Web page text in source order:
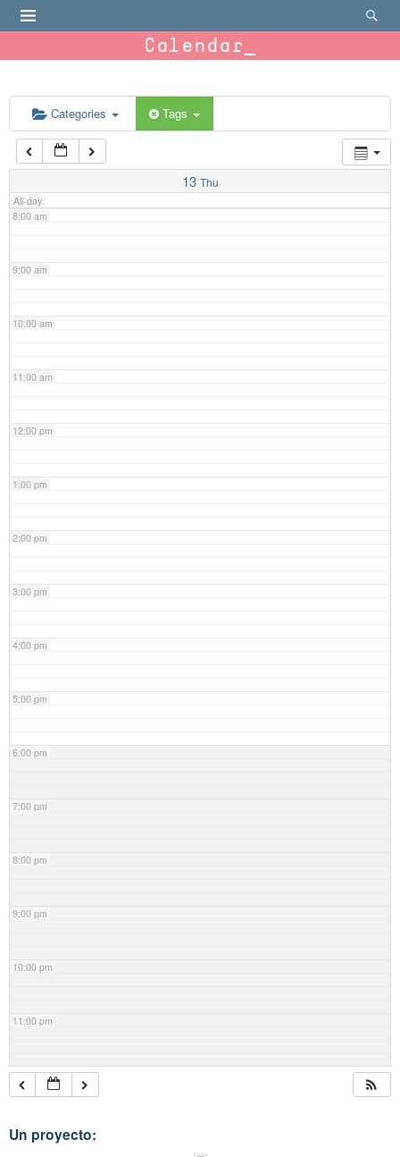
Calendar
Categories Tags
13 Thu
All-day
6:00 am
7:00 am
8:00 am
9:00 am
10:00 am
11:00 am
12:00 pm
1:00 pm
2:00 pm
3:00 pm
4:00 pm
5:00 pm
6:00 pm
7:00 pm
8:00 pm
9:00 pm
10:00 pm
11:00 pm
Un proyecto: